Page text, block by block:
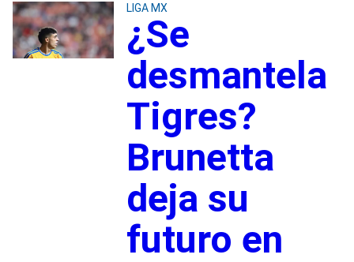
LIGA MX
¿Se
desmantela
Tigres?
Brunetta
deja su
futuro en